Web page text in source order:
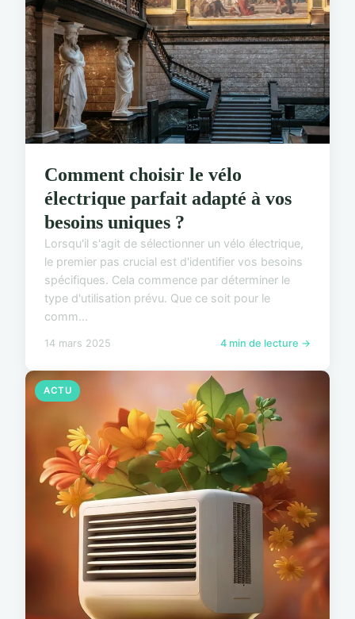
Comment choisir le vélo
électrique parfait adapté à vos
besoins uniques ?
Lorsqu'il s'agit de sélectionner un vélo électrique,
le premier pas crucial est d'identifier vos besoins
spécifiques. Cela commence par déterminer le
type d'utilisation prévu. Que ce soit pour le
comm...
14 mars 2025 4 min de lecture →
ACTU